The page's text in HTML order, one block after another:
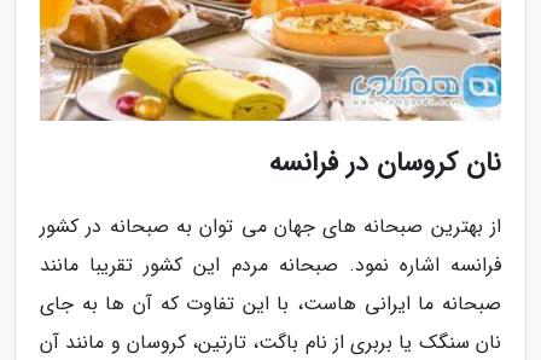
نان کروسان در فرانسه
از بهترین صبحانه های جهان می توان به صبحانه در کشور
فرانسه اشاره نمود. صبحانه مردم این کشور تقریبا مانند
صبحانه ما ایرانی هاست، با این تفاوت که آن ها به جای
نان سنگک یا بربری از نام باگت، تارتین، کروسان و مانند آن